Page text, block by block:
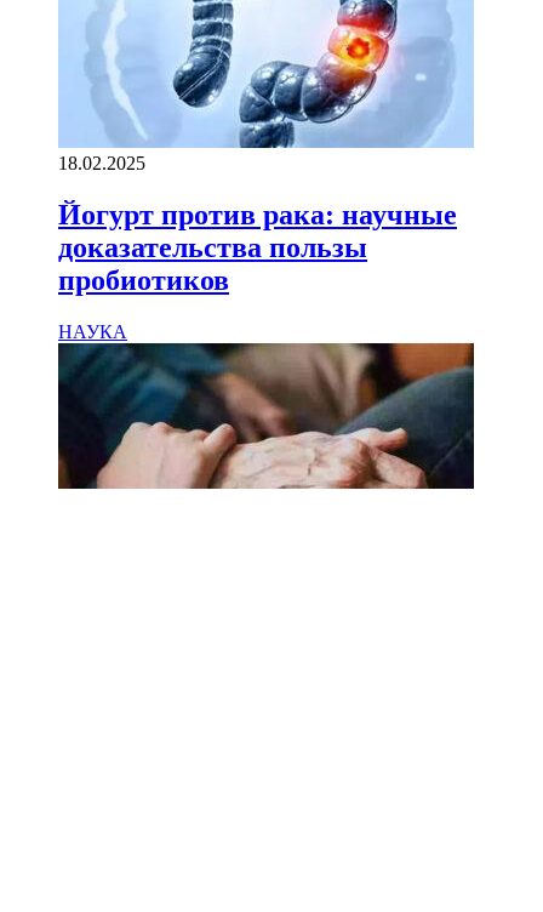
18.02.2025
Йогурт против рака: научные
доказательства пользы
пробиотиков
НАУКА